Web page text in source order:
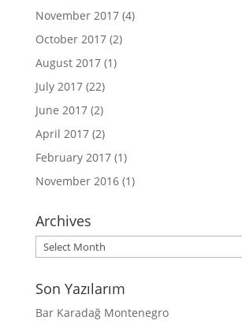
November 2017(4)
October 2017(2)
August 2017(1)
July 2017(22)
June 2017(2)
April 2017(2)
February 2017(1)
November 2016(1)
Archives
Archives
Son Yazılarım
Bar Karadağ Montenegro